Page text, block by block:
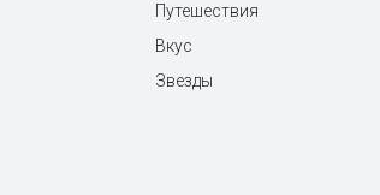
Путешествия
Вкус
Звезды